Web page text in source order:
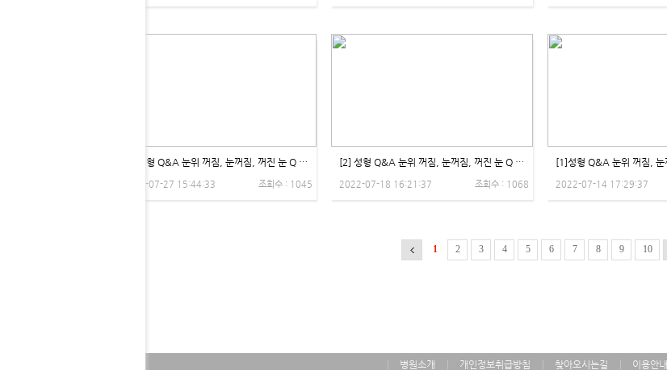
[3] 성형 Q&A 눈위 꺼짐, 눈꺼짐, 꺼진 눈 Q '오후엔 눈 뜨기가 힘들어요!' 비온뒤X제이제이성형외과
2022-07-27 15:44:33 조회수 : 1045
[2] 성형 Q&A 눈위 꺼짐, 눈꺼짐, 꺼진 눈 Q '오후엔 눈 뜨기가 힘들어요!' 비온뒤X제이제이성형외과
2022-07-18 16:21:37 조회수 : 1068 2022-07-14 17:29:37
1 2 3 4 5 6 7 8 9 10
병원소개 개인정보취급방침 찾아오시는길 이용안내